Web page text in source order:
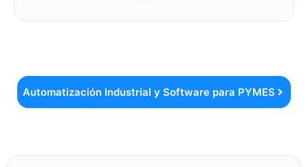
Automatización Industrial y Software para PYMES